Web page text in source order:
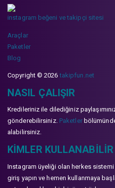
instagram beğeni ve takipçi sitesi
Araçlar
Paketler
Blog
Copyright © 2026takipfun.net
NASIL ÇALIŞIR
Kredileriniz ile dilediğiniz
gönderebilirsiniz. Paketler
alabilirsiniz.
KIMLER KULLANABILIR
Instagram üyeliği olan herkes sistemi
giriş yapın ve hemen kullanmaya